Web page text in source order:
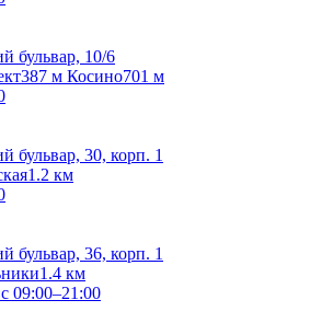
бульвар, 10/6
387 м Косино701 м
бульвар, 30, корп. 1
1.2 км
бульвар, 36, корп. 1
1.4 км
09:00–21:00